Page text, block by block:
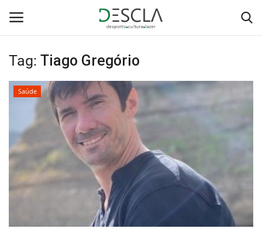
Login Registar
Home
...by Descla
Desporto
Contactos
Sobre Nós
Tag: Tiago Gregório
Saúde